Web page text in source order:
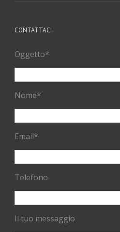
CONTATTACI
Oggetto*
Nome*
Email*
Telefono
Il tuo messaggio